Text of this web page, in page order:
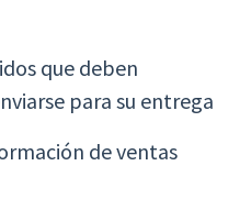
que deben
para su entrega
de ventas